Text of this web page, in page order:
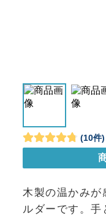
木製の温かみが
ルダーです。